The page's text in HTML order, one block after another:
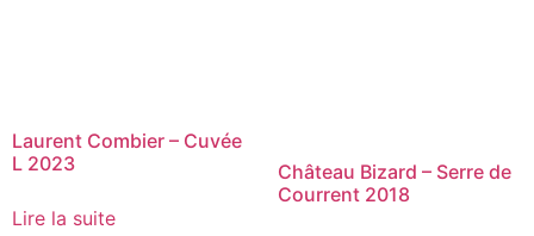
Laurent Combier – Cuvée
L 2023
Lire la suite
Château Bizard – Serre de
Courrent 2018